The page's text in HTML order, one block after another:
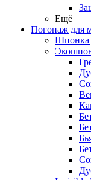
Ещё
Погонаж для
Шпонка